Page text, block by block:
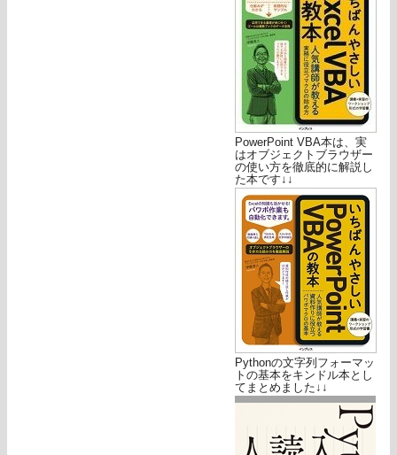
PowerPoint VBA本は、実
はオブジェクトブラウザー
の使い方を徹底的に解説し
た本です↓↓
Pythonの文字列フォーマッ
トの基本をキンドル本とし
てまとめました↓↓